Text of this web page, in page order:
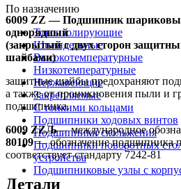
По назначению
Токоизолирующие
Шпиндельные
Высокотемпературные
Низкотемпературные
Нержавеющие
Закрепляемые
С тонкими кольцами
Подшипники ходовых винтов
Подшипники скольжения
Подшипники поворотных
устройства
Подшипниковые узлы с
6009 ZZ — Подшипник
однорядный
(закрытый с двух сторон
шайбами)
защитные шайбы предохраняют
а также от проникновения пыли и
подшипника.
6009 ZZЉ— международное
80109— обозначение подшипника
соответствует стандарту 7242-81
Детали